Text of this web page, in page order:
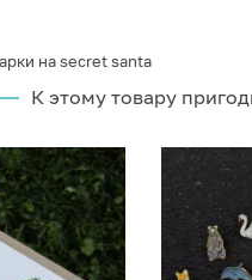
на secret santa
К этому товару